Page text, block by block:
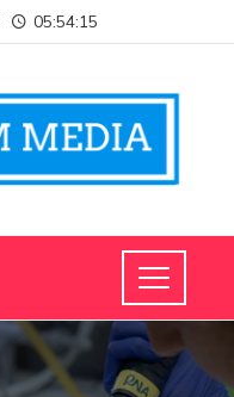
05:54:15